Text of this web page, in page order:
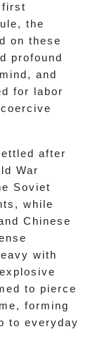
first
the
on these
profound
and
for labor
after
War
Soviet
while
Chinese
with
to pierce
forming
to everyday